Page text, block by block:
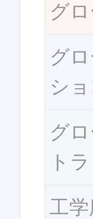
グ
グ
シ
グ
ト
工